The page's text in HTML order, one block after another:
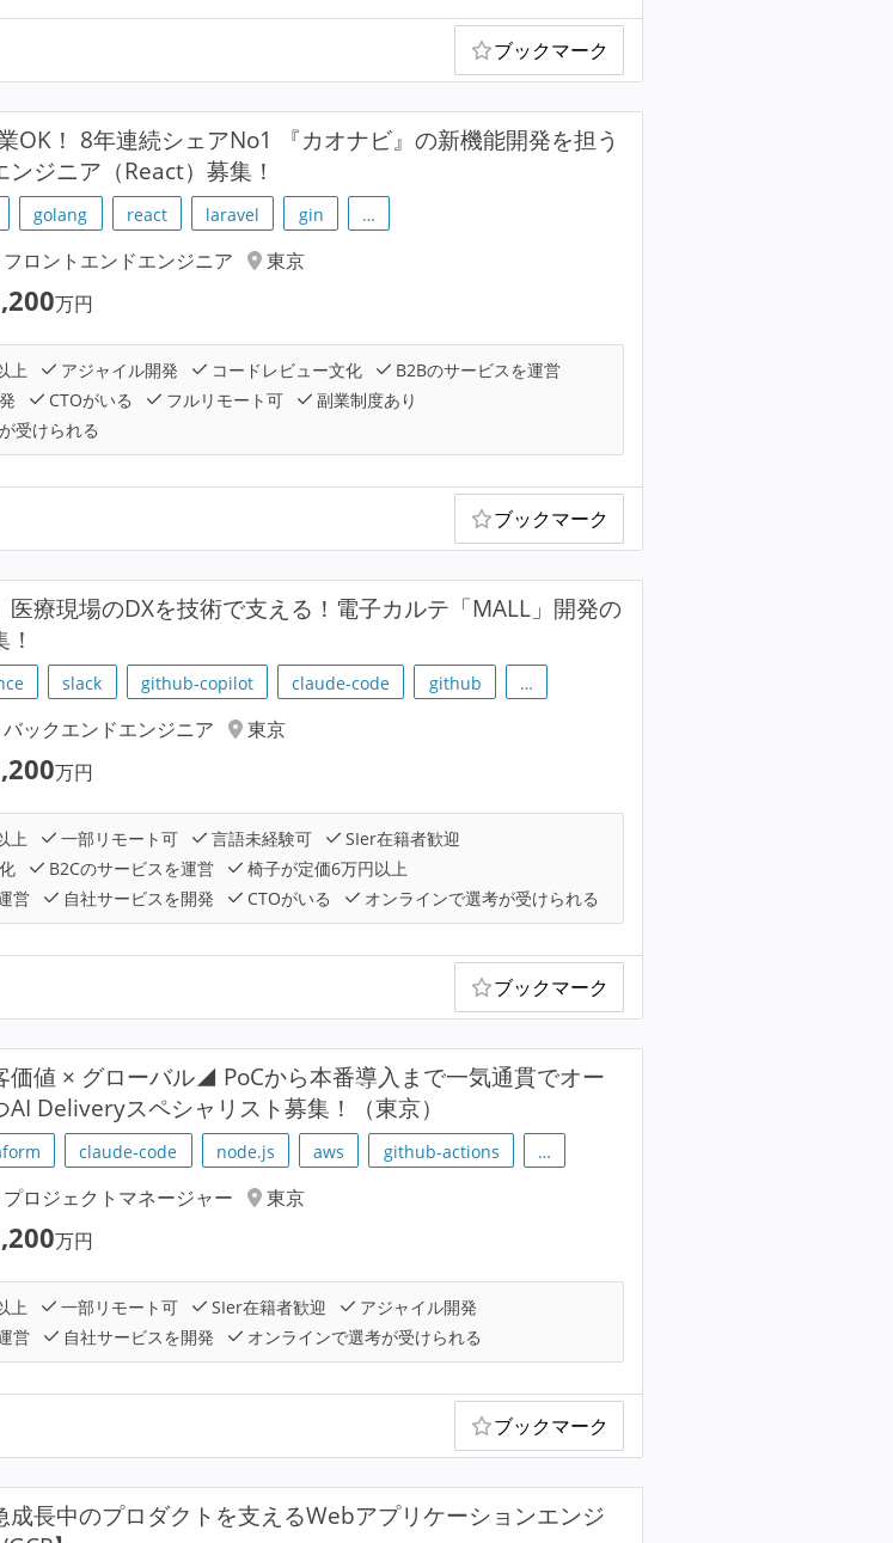
ブックマーク
OK！ 8年連続シェアNo1 『カオナビ』の新機能開発を担う
ジニア（React）募集！
golang react laravel gin …
フロントエンドエンジニア
東京
万円
上 アジャイル開発 コードレビュー文化
B2Bのサービスを運営
CTOがいる フルリモート可
副業制度あり
受けられる
ブックマーク
医療現場のDXを技術で支える！電子カルテ「MALL」開発の
slack github-copilot claude-code github …
バックエンドエンジニア
東京
万円
上 一部リモート可 言語未経験可
SIer在籍者歓迎
B2Cのサービスを運営
椅子が定価6万円以上
営
自社サービスを開発 CTOがいる オンラインで選考が受けられる
ブックマーク
値 × グローバル◢ PoCから本番導入まで一気通貫でオー
Deliveryスペシャリスト募集！（東京）
claude-code node.js aws github-actions …
プロジェクトマネージャー
東京
万円
上 一部リモート可 SIer在籍者歓迎
アジャイル開発
営
自社サービスを開発 オンラインで選考が受けられる
ブックマーク
成長中のプロダクトを支えるWebアプリケーションエンジ